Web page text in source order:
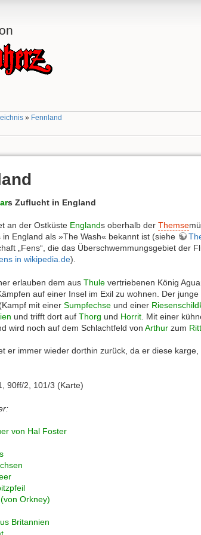
» Fennland
s Zuflucht in England
an der Ostküste Englands oberhalb der Themse
in England als »The Wash« bekannt ist (siehe
„Fens“, die das Überschwemmungsgebiet der
in wikipedia.de).
erlauben dem aus Thule vertriebenen König
auf einer Insel im Exil zu wohnen. Der
mit einer Sumpfechse und einer
und trifft dort auf Thorg und Horrit . Mit einer
wird noch auf dem Schlachtfeld von Arthur zum
er immer wieder dorthin zurück, da er diese
90ff/2, 101/3 (Karte)
von Hal Foster
Orkney)
Britannien